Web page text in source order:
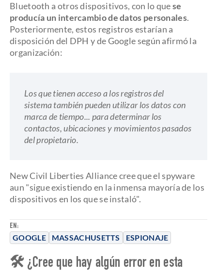
EN:
GOOGLE MASSACHUSETTS ESPIONAJE
Bluetooth a otros dispositivos, con lo quese
producía un intercambio de datos personales.
Posteriormente, estos registros estarían a
disposición del DPH y de Google según afirmó la
organización:
Los que tienen acceso a los registros del
sistema también pueden utilizar los datos con
marca de tiempo... para determinar los
contactos, ubicaciones y movimientos pasados
del propietario.
New Civil Liberties Alliance cree que el spyware
aun "sigue existiendo en la inmensa mayoría de los
dispositivos en los que se instaló".
🛠 ¿Cree que hay algún error en esta